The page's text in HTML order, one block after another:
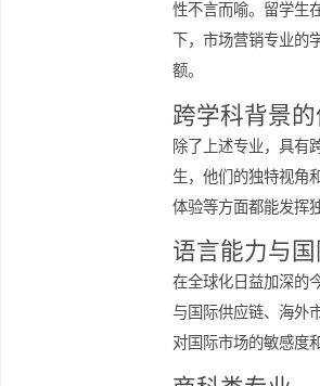
合自己的位置。
市场营销
市场营销专业的
性不言而喻。留
下，市场营销
额。
跨学科背
除了上述专业，
生，他们的独特